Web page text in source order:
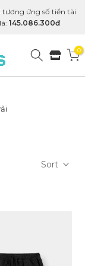
tương ứng số tiền tài
145.086.300đ
0
Sort